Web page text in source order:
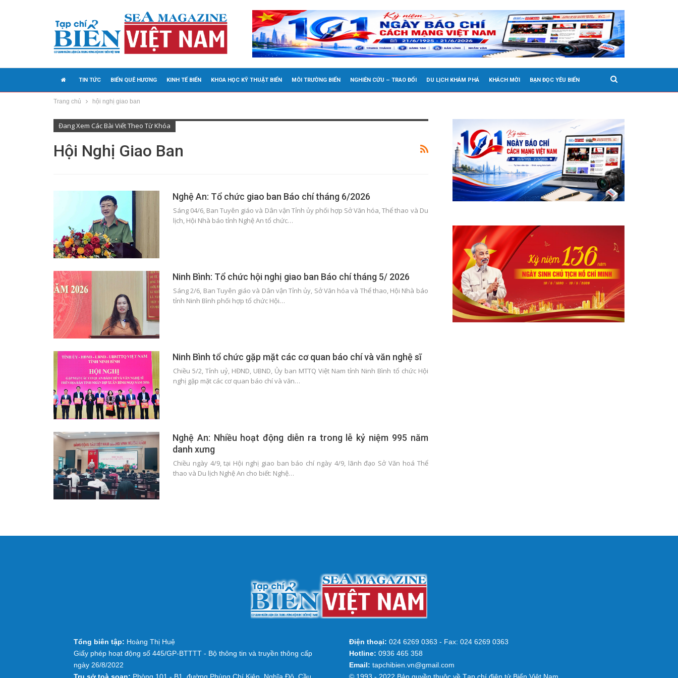
TIN TỨC BIỂN QUÊ HƯƠNG KINH TẾ BIỂN KHOA HỌC KỸ THUẬT BIỂN MÔI TRƯỜNG BIỂN NGHIÊN CỨU – TRAO ĐỔI DU LỊCH KHÁM PHÁ KHÁCH MỜI BẠN ĐỌC YÊU BIỂN
MEDIA
Trang chủ hội nghị giao ban
Đang Xem Các Bài Viết Theo Từ Khóa
Hội Nghị Giao Ban
Nghệ An: Tổ chức giao ban Báo chí tháng 6/2026
Sáng 04/6, Ban Tuyên giáo và Dân vận Tỉnh ủy phối hợp Sở Văn hóa, Thể thao và Du
lịch, Hội Nhà báo tỉnh Nghệ An tổ chức…
Ninh Bình: Tổ chức hội nghị giao ban Báo chí tháng 5/ 2026
Sáng 2/6, Ban Tuyên giáo và Dân vận Tỉnh ủy, Sở Văn hóa và Thể thao, Hội Nhà báo
tỉnh Ninh Bình phối hợp tổ chức Hội…
Ninh Bình tổ chức gặp mặt các cơ quan báo chí và văn nghệ sĩ
Chiều 5/2, Tỉnh uỷ, HĐND, UBND, Ủy ban MTTQ Việt Nam tỉnh Ninh Bình tổ chức Hội
nghị gặp mặt các cơ quan báo chí và văn…
Nghệ An: Nhiều hoạt động diễn ra trong lễ kỷ niệm 995 năm
danh xưng
Chiều ngày 4/9, tại Hội nghị giao ban báo chí ngày 4/9, lãnh đạo Sở Văn hoá Thể
thao và Du lịch Nghệ An cho biết: Nghệ…
Tổng biên tập: Hoàng Thị Huệ
Giấy phép hoạt động số 445/GP-BTTTT - Bộ thông tin và truyền thông cấp
ngày 26/8/2022
Trụ sở toà soạn: Phòng 101 - B1, đường Phùng Chí Kiên, Nghĩa Đô, Cầu
Điện thoại: 024 6269 0363 - Fax: 024 6269 0363
Hotline: 0936 465 358
Email: tapchibien.vn@gmail.com
© 1993 - 2022 Bản quyền thuộc về Tạp chí điện tử Biển Việt Nam.